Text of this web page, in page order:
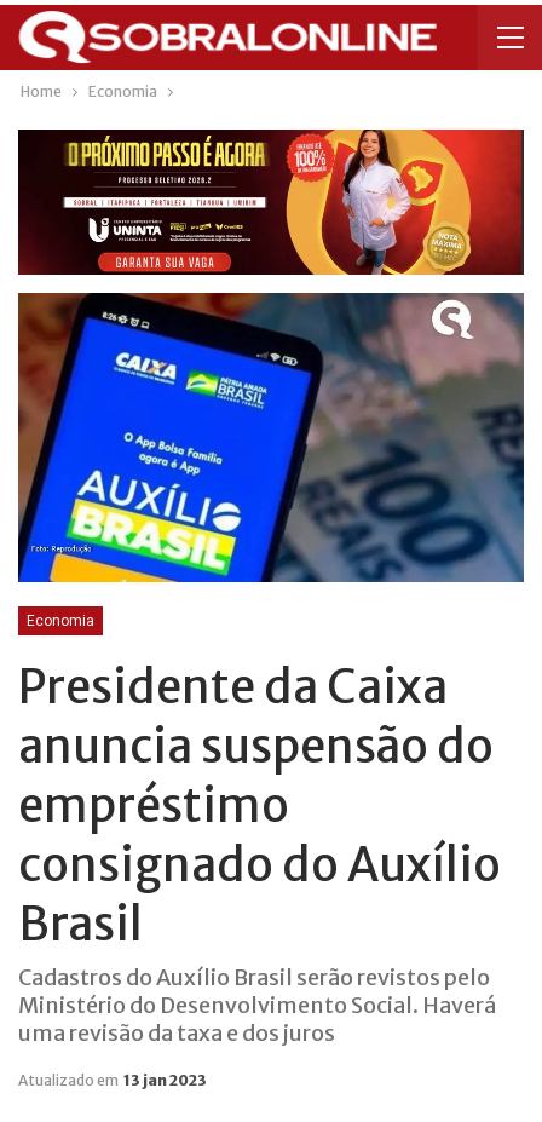
Home Economia
Economia
Presidente da Caixa
anuncia suspensão do
empréstimo
consignado do Auxílio
Brasil
Cadastros do Auxílio Brasil serão revistos pelo
Ministério do Desenvolvimento Social. Haverá
uma revisão da taxa e dos juros
Atualizado em 13 jan 2023